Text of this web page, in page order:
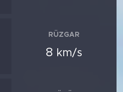
RÜZGAR
8 km/s